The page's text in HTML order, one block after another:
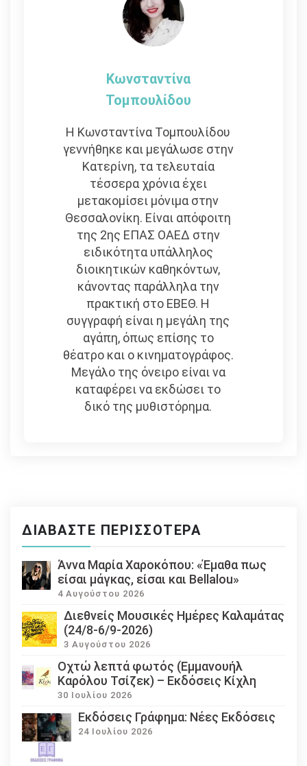
Κωνσταντίνα
Τομπουλίδου
Η Κωνσταντίνα Τομπουλίδου
γεννήθηκε και μεγάλωσε στην
Κατερίνη, τα τελευταία
τέσσερα χρόνια έχει
μετακομίσει μόνιμα στην
Θεσσαλονίκη. Είναι απόφοιτη
της 2ης ΕΠΑΣ ΟΑΕΔ στην
ειδικότητα υπάλληλος
διοικητικών καθηκόντων,
κάνοντας παράλληλα την
πρακτική στο ΕΒΕΘ. Η
συγγραφή είναι η μεγάλη της
αγάπη, όπως επίσης το
θέατρο και ο κινηματογράφος.
Μεγάλο της όνειρο είναι να
καταφέρει να εκδώσει το
δικό της μυθιστόρημα.
ΔΙΑΒΆΣΤΕ ΠΕΡΙΣΣΌΤΕΡΑ
Άννα Μαρία Χαροκόπου: «Έμαθα πως
είσαι μάγκας, είσαι και Bellalou»
4 Αυγούστου 2026
Διεθνείς Μουσικές Ημέρες Καλαμάτας
(24/8-6/9-2026)
3 Αυγούστου 2026
Οχτώ λεπτά φωτός (Εμμανουήλ
Καρόλου Τσίζεκ) – Εκδόσεις Κίχλη
30 Ιουλίου 2026
Εκδόσεις Γράφημα: Νέες Εκδόσεις
24 Ιουλίου 2026